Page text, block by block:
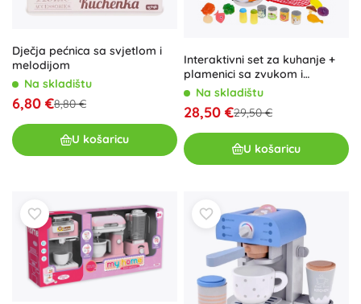
Dječja pećnica sa svjetlom i
melodijom
Na skladištu
6,80 €8,80 €
U košaricu
Interaktivni set za kuhanje +
plamenici sa zvukom i
svjetlom - 32 dijela
Na skladištu
28,50 €29,50 €
U košaricu